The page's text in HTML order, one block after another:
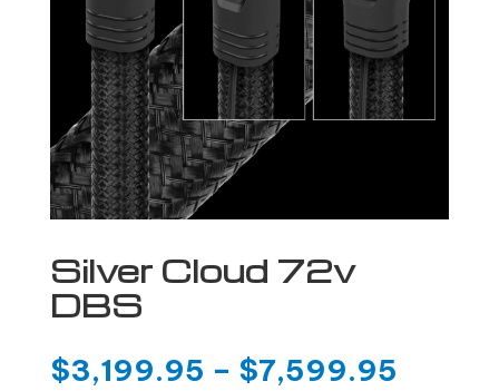
Silver Cloud 72v
DBS
$3,199.95 – $7,599.95